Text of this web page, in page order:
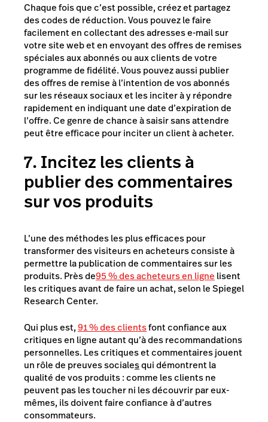
Chaque fois que c’est possible, créez et partagez
des codes de réduction. Vous pouvez le faire
facilement en collectant des adresses e-mail sur
votre site web et en envoyant des offres de remises
spéciales aux abonnés ou aux clients de votre
programme de fidélité. Vous pouvez aussi publier
des offres de remise à l’intention de vos abonnés
sur les réseaux sociaux et les inciter à y répondre
rapidement en indiquant une date d’expiration de
l’offre. Ce genre de chance à saisir sans attendre
peut être efficace pour inciter un client à acheter.
7. Incitez les clients à
publier des commentaires
sur vos produits
L’une des méthodes les plus efficaces pour
transformer des visiteurs en acheteurs consiste à
permettre la publication de commentaires sur les
produits. Près de95 % des acheteurs en ligne lisent
les critiques avant de faire un achat, selon le Spiegel
Research Center.
Qui plus est,91 % des clientsfont confiance aux
critiques en ligne autant qu’à des recommandations
personnelles. Les critiques et commentaires jouent
un rôle de preuves socialesqui démontrent la
qualité de vos produits : comme les clients ne
peuvent pas les toucher ni les découvrir par eux-
mêmes, ils doivent faire confiance à d’autres
consommateurs.